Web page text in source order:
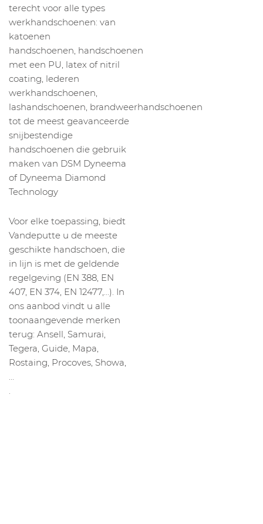
terecht voor alle types
werkhandschoenen: van
katoenen
handschoenen, handschoenen
met een PU, latex of nitril
coating, lederen
werkhandschoenen,
lashandschoenen, brandweerhandschoenen
tot de meest geavanceerde
snijbestendige
handschoenen die gebruik
maken van DSM Dyneema
of Dyneema Diamond
Technology
Voor elke toepassing, biedt
Vandeputte u de meeste
geschikte handschoen, die
in lijn is met de geldende
regelgeving (EN 388, EN
407, EN 374, EN 12477,…). In
ons aanbod vindt u alle
toonaangevende merken
terug: Ansell, Samurai,
Tegera, Guide, Mapa,
Rostaing, Procoves, Showa,
…
.